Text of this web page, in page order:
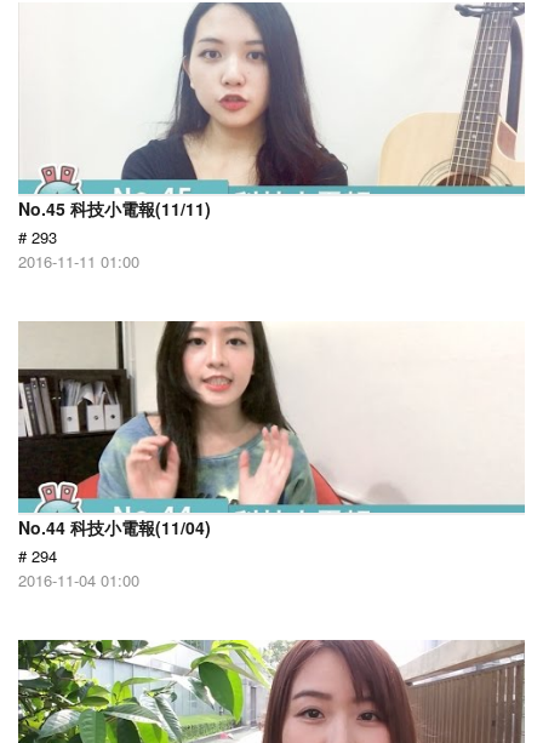
No.45 科技小電報(11/11)
# 293
2016-11-11 01:00
No.44 科技小電報(11/04)
# 294
2016-11-04 01:00